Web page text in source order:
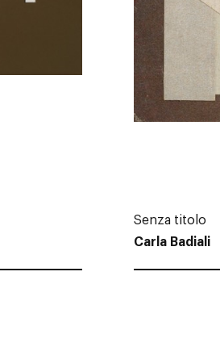
Senza titolo
Carla Badiali